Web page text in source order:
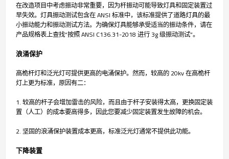
在改造项目中考虑振动非常重要，因为杆振动可能导致灯具和固定装置过
早失效。灯具振动测试包含在 ANSI 标准中，该标准提供了道路灯具的最
小振动能力和振动测试方法。为确保灯具能够承受适当的振动条件，请在
产品规格表上查找“按照 ANSI C136.31-2018 进行 3g 级振动测试”。
浪涌保护
高桅杆灯和泛光灯可提供更高的电涌保护。然而，较高的 20kv 在高桅杆
灯上更为标准，原因有二：
1. 较高的杆子会增加雷击的风险，而且由于杆子安装得太高，更换固定装
置（人工）的成本要高得多，因此您要减少固定装置发生故障的机会。
2. 坚固的浪涌保护装置成本更高，标准泛光灯通常不提供此功能。
下降装置